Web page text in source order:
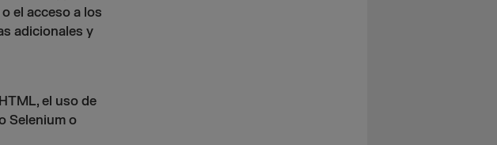
el acceso a los
adicionales y
el uso de
Selenium o